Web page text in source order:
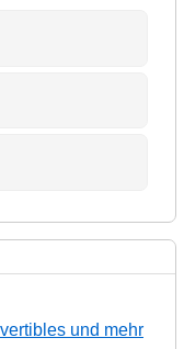
und mehr